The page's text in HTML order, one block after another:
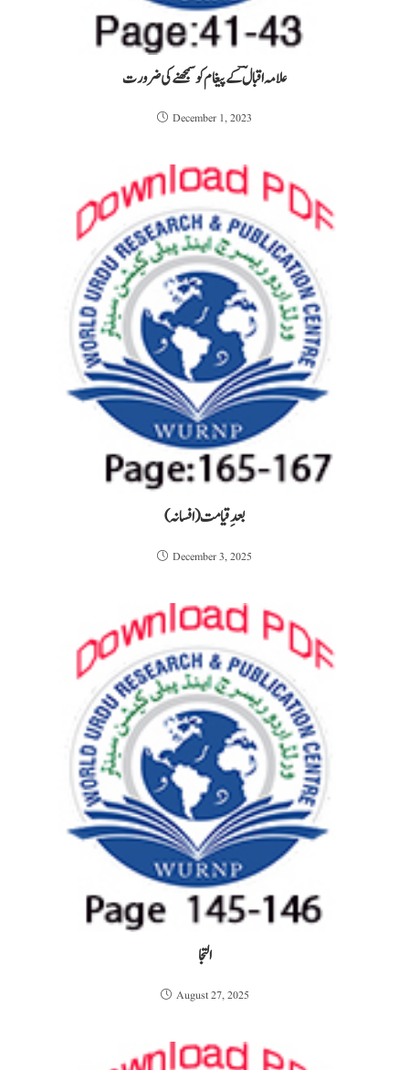
علامہ اقبالؔ کے پیغام کو سمجھنے کی ضرورت
December 1, 2023
بعدِ قیامت (افسانہ)
December 3, 2025
التجا
August 27, 2025